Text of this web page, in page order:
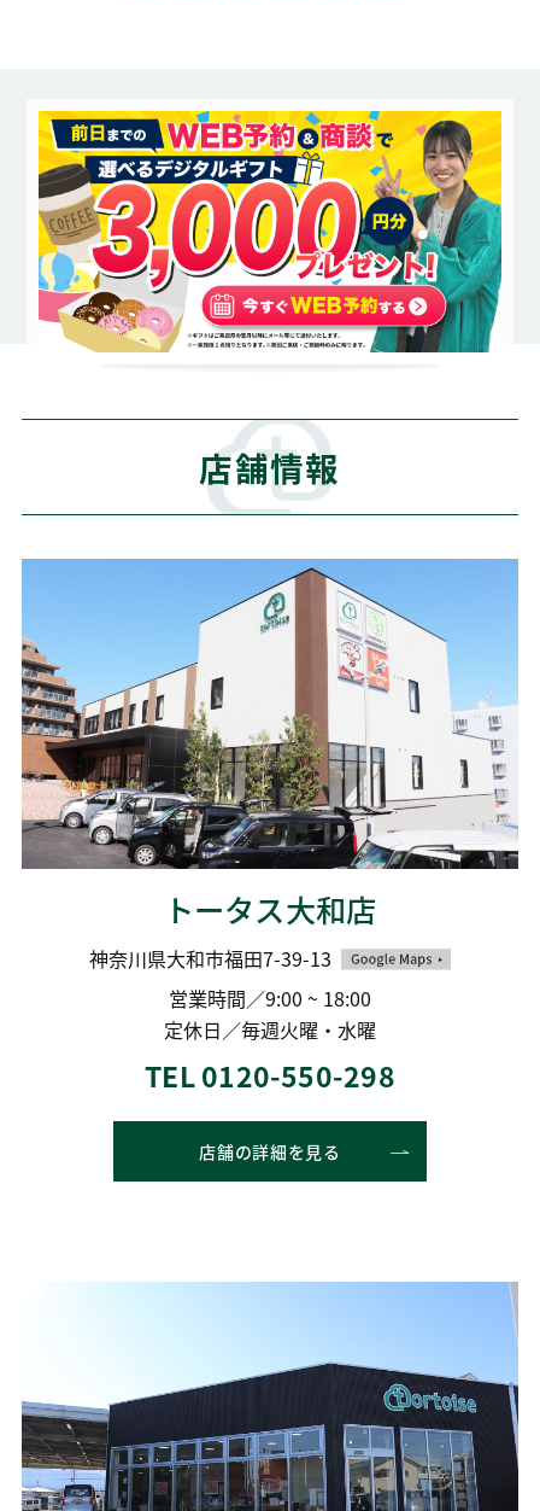
店舗情報
トータス大和店
神奈川県大和市福田7-39-13
営業時間／9:00 ~ 18:00
定休日／毎週火曜・水曜
TEL 0120-550-298
店舗の詳細を見る